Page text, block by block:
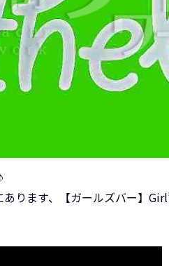
ります、【ガールズバー】